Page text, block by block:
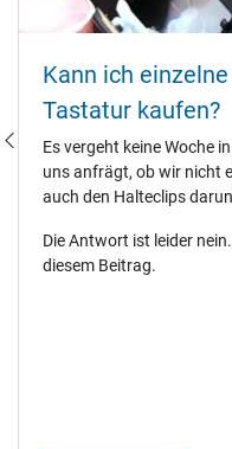
Kann ich
Tastatur kaufen?
Es vergeht keine Woche
uns anfrägt, ob wir nicht
auch den Halteclips
Die Antwort ist leider
diesem Beitrag.